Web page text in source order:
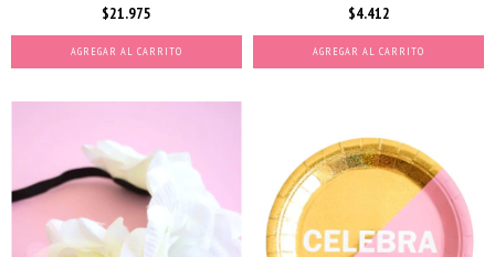
$21.975
AGREGAR AL CARRITO
$4.412